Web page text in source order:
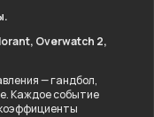
Overwatch 2,
— гандбол,
Каждое событие